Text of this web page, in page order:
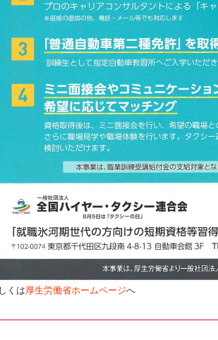
くは厚生労働省ホームページへ